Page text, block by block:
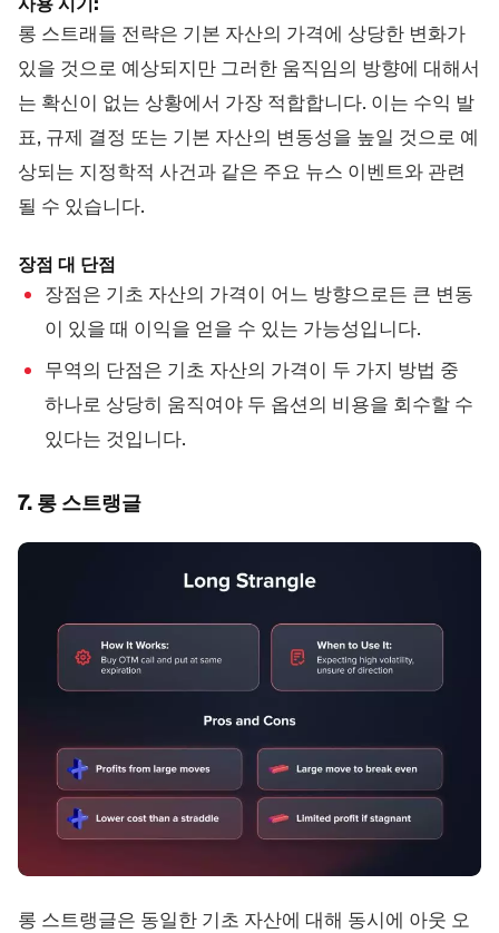
롱 스트래들 전략은 기본 자산의 가격에 상당한 변화가
있을 것으로 예상되지만 그러한 움직임의 방향에 대해서
는 확신이 없는 상황에서 가장 적합합니다. 이는 수익 발
표, 규제 결정 또는 기본 자산의 변동성을 높일 것으로 예
상되는 지정학적 사건과 같은 주요 뉴스 이벤트와 관련
될 수 있습니다.
장점 대 단점
장점은 기초 자산의 가격이 어느 방향으로든 큰 변동
이 있을 때 이익을 얻을 수 있는 가능성입니다.
무역의 단점은 기초 자산의 가격이 두 가지 방법 중
하나로 상당히 움직여야 두 옵션의 비용을 회수할 수
있다는 것입니다.
7. 롱 스트랭글
롱 스트랭글은 동일한 기초 자산에 대해 동시에 아웃 오